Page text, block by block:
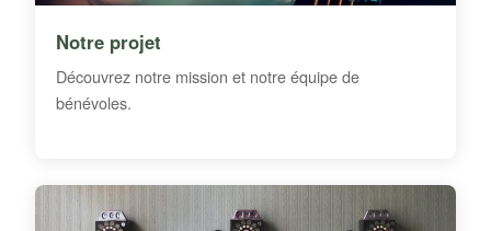
Notre projet
Découvrez notre mission et notre équipe de
bénévoles.